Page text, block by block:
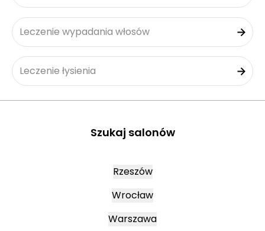
Leczenie wypadania włosów
Leczenie łysienia
Szukaj salonów
Rzeszów
Wrocław
Warszawa